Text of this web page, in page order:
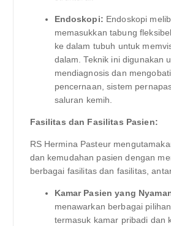
Endoskopi: Endoskopi
memasukkan tabung
ke dalam tubuh untuk
dalam. Teknik ini digunakan
mendiagnosis dan
pencernaan, sistem
saluran kemih.
Fasilitas dan Fasilitas Pasien:
RS Hermina Pasteur
dan kemudahan pasien dengan
berbagai fasilitas dan fasilitas,
Kamar Pasien yang
menawarkan berbagai
termasuk kamar pribadi dan